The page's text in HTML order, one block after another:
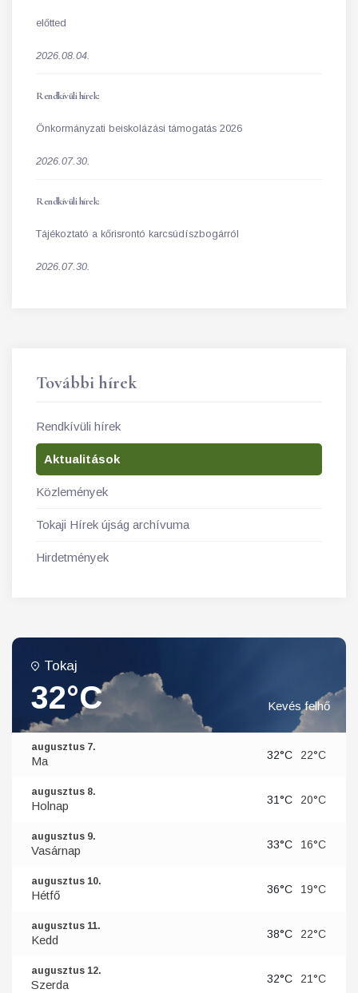
előtted
2026.08.04.
Rendkívüli hírek:
Önkormányzati beiskolázási támogatás 2026
2026.07.30.
Rendkívüli hírek:
Tájékoztató a kőrisrontó karcsúdíszbogárról
2026.07.30.
További hírek
Rendkívüli hírek
Aktualitások
Közlemények
Tokaji Hírek újság archívuma
Hirdetmények
Tokaj
32°C Kevés felhő
augusztus 7.
Ma 32°C 22°C
augusztus 8.
Holnap 31°C 20°C
augusztus 9.
Vasárnap 33°C 16°C
augusztus 10.
Hétfő 36°C 19°C
augusztus 11.
Kedd 38°C 22°C
augusztus 12.
Szerda 32°C 21°C